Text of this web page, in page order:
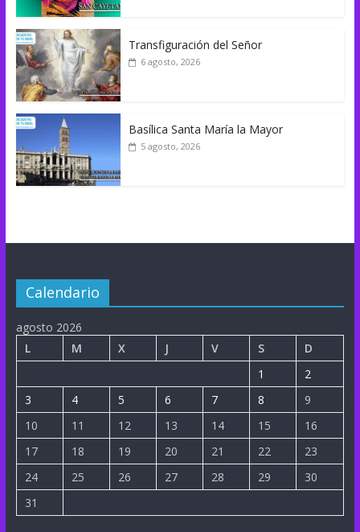
Transfiguración del Señor
6 agosto, 2026
Basílica Santa María la Mayor
5 agosto, 2026
Calendario
agosto 2026
L
M X J V S
D
1
2
3
4 5 6 7 8
9
10
11 12 13 14 15
16
17
18 19 20 21 22
23
24
25 26 27 28 29
30
31